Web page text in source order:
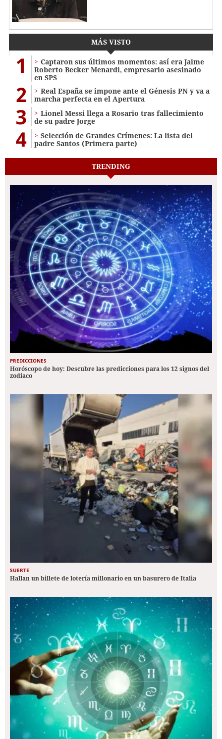
MÁS VISTO
1
Captaron sus últimos momentos: así era Jaime
Roberto Becker Menardi​​​, empresario asesinado
en SPS
2
Real España se impone ante el Génesis PN y va a
marcha perfecta en el Apertura
3
Lionel Messi llega a Rosario tras fallecimiento
de su padre Jorge
4
Selección de Grandes Crímenes: La lista del
padre Santos (Primera parte)
TRENDING
PREDICCIONES
Horóscopo de hoy: Descubre las predicciones para los 12 signos del
zodiaco
SUERTE
Hallan un billete de lotería millonario en un basurero de Italia